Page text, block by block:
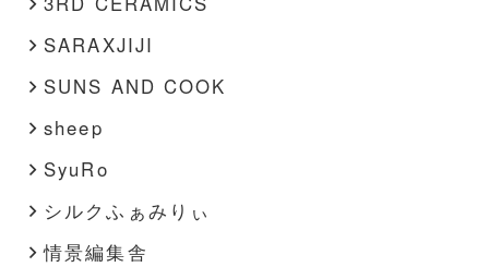
SARAXJIJI
SUNS AND COOK
sheep
SyuRo
シルクふぁみりぃ
情景編集舎